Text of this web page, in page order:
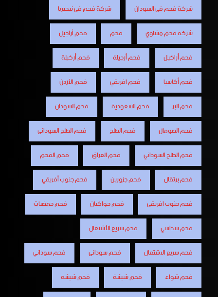
شركة فحم في السودان
شركة فحم في نيجيريا
شركة فحم مشاوي
فحم
فحم أراجيل
فحم أراكيل
فحم أرجيلة
فحم أركيلة
فحم أكاسيا
فحم افريقي
فحم الأردن
فحم البر
فحم السعودية
فحم السودان
فحم الصومال
فحم الطلح
فحم الطلح السودانى
فحم الطلح السوداني
فحم العراق
فحم الفحم
فحم برتقال
فحم جزورين
فحم جنوب أفريقي
فحم جنوب افريقي
فحم جواكيان
فحم حمضيات
فحم سداسي
فحم سريع الأشتعال
فحم سريع الاشتعال
فحم سودانى
فحم سوداني
فحم شواء
فحم شيشة
فحم شيشه